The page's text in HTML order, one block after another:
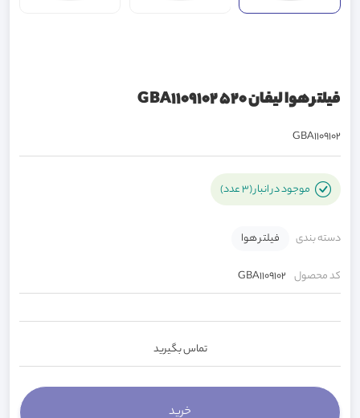
فیلتر هوا لیفان GBA1109102 520
GBA1109102
موجود در انبار (3 عدد)
دسته بندی فیلتر هوا
کد محصول GBA1109102
تماس بگیرید